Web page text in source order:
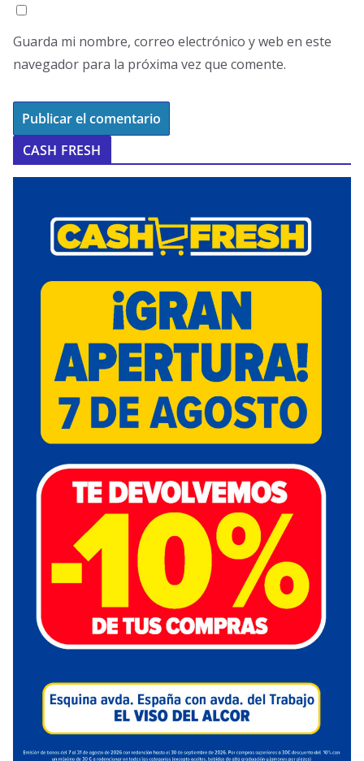
Guarda mi nombre, correo electrónico y web en este
navegador para la próxima vez que comente.
CASH FRESH